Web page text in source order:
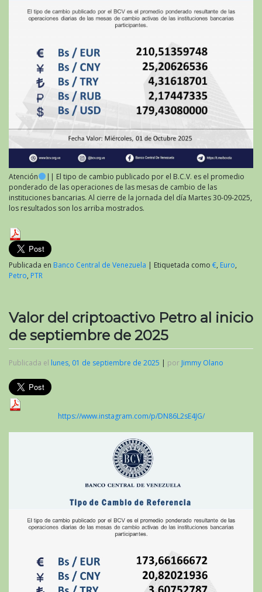
Atención
|| El tipo de cambio publicado por el B.C.V. es el promedio
ponderado de las operaciones de las mesas de cambio de las
instituciones bancarias. Al cierre de la jornada del día Martes 30-09-2025,
los resultados son los arriba mostrados.
Publicada en Banco Central de Venezuela | Etiquetada como €, Euro,
Petro, PTR
Valor del criptoactivo Petro al inicio
de septiembre de 2025
Publicada el lunes, 01 de septiembre de 2025 | por Jimmy Olano
https://www.instagram.com/p/DN86L2sE4JG/